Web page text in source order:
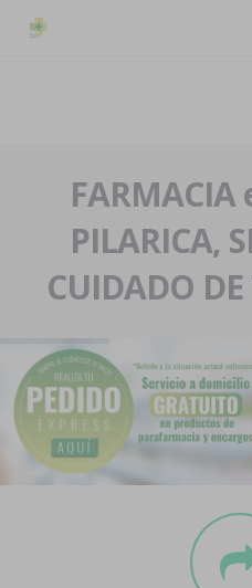
La farmacia
Nuestra historia
Nuestro equipo
Eventos
Servicios y reservas
Pedidos express
Blog
Contacto
Boletín
PILARICA,
CUIDADO